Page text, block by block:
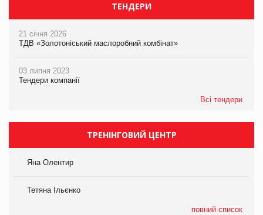
ТЕНДЕРИ
21 січня 2026
ТДВ «Золотоніський маслоробний комбінат»
03 липня 2023
Тендери компанії
Всі тендери
ТРЕНІНГОВИЙ ЦЕНТР
Яна Олентир
Тетяна Ільєнко
повний список